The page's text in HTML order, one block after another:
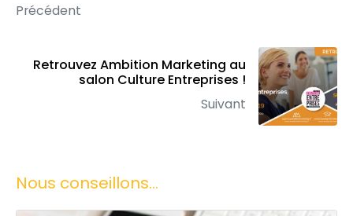
Précédent
Retrouvez Ambition Marketing au
salon Culture Entreprises !
Suivant
Nous conseillons...